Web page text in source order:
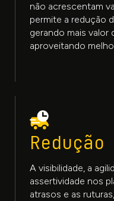
não acrescentam
permite a redução
gerando mais
aproveitando
A visibilidade, a
assertividade nos
atrasos e as